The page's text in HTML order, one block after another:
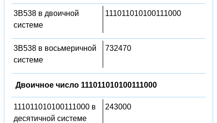
3B538 в двоичной
системе
111011010100111000
3B538 в восьмеричной
системе
732470
Двоичное число 111011010100111000
111011010100111000 в
десятичной системе
243000